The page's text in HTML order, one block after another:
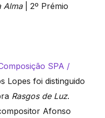
Alma| 2º Prémio
SPA /
Lopes foi distinguido
Rasgos de Luz.
Afonso